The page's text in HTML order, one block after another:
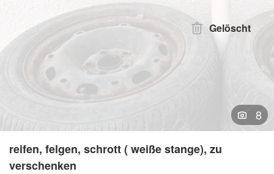
Anzeige aufgeben
Gelöscht
8
reifen, felgen, schrott ( weiße stange), zu
verschenken